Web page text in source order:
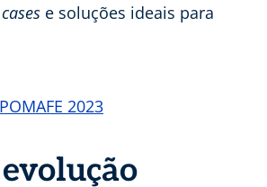
cases e soluções ideais para
2023